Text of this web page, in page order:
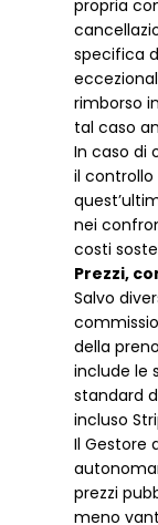
propria
specifica
rimborso
tal caso
In caso di
il
nei
costi
Prezzi,
Salvo
della
include le
standard
incluso
Il Gestore
prezzi
meno